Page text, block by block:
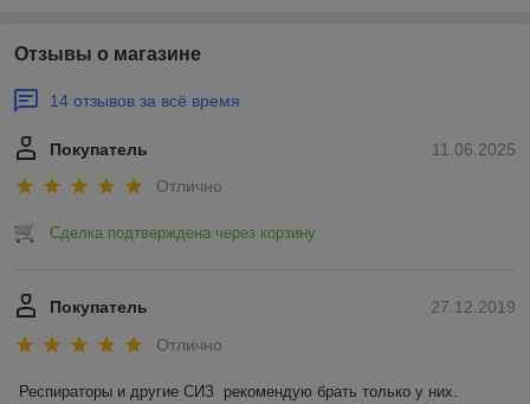
Отзывы о магазине
14 отзывов за всё время
11.06.2025
Покупатель
Отлично
Сделка подтверждена через корзину
27.12.2019
Покупатель
Отлично
Респираторы и другие СИЗ  рекомендую брать только у них.